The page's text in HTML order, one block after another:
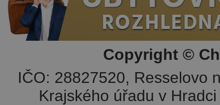
Copyright ©
IČO: 28827520, Resselovo
Krajského úřadu v